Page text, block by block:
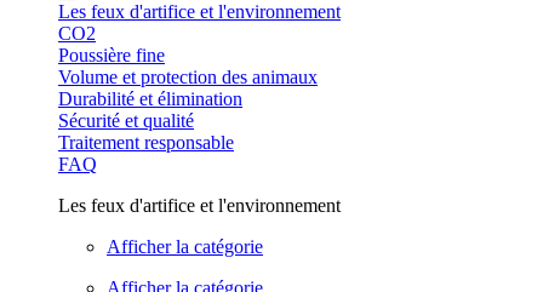
Les feux d'artifice et l'environnement
CO2
Poussière fine
Volume et protection des animaux
Durabilité et élimination
Sécurité et qualité
Traitement responsable
FAQ
Les feux d'artifice et l'environnement
Afficher la catégorie
Afficher la catégorie